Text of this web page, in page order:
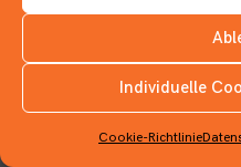
Individuelle
Cookie-Richtlinie
INSTAGRAM